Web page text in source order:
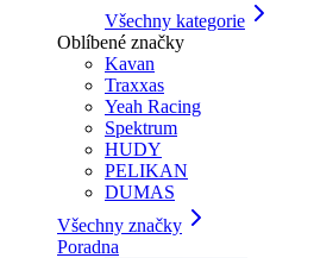
Všechny kategorie
Oblíbené značky
Kavan
Traxxas
Yeah Racing
Spektrum
HUDY
PELIKAN
DUMAS
Všechny značky
Poradna